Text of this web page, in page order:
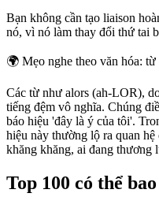
Bạn không cần tạo liaison
nó, vì nó làm thay đổi thứ tai
🌍 Mẹo nghe theo văn hóa:
Các từ như alors (ah-LOR),
tiếng đệm vô nghĩa. Chúng
báo hiệu 'đây là ý của tôi'.
hiệu này thường lộ ra quan
khăng khăng, ai đang thương
Top 100 có thể